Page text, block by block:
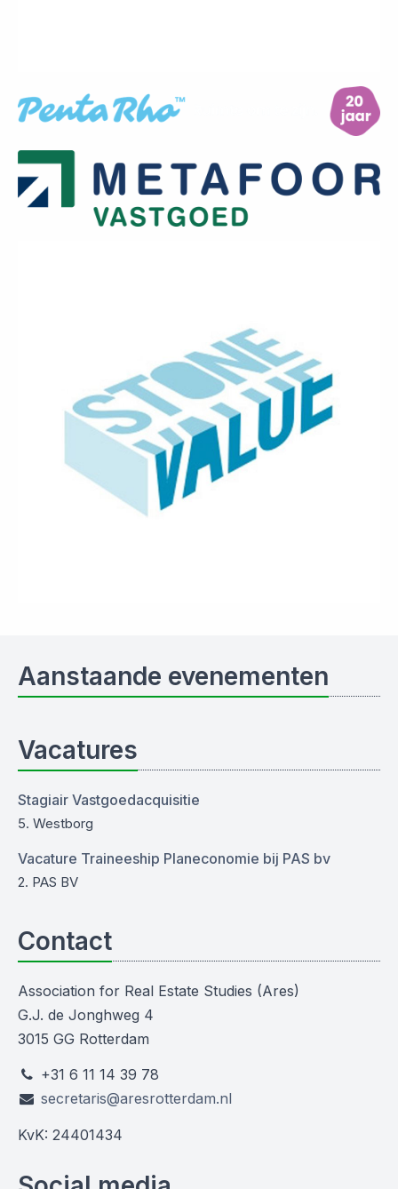
Aanstaande evenementen
Vacatures
Stagiair Vastgoedacquisitie
5. Westborg
Vacature Traineeship Planeconomie bij PAS bv
2. PAS BV
Contact
Association for Real Estate Studies (Ares)
G.J. de Jonghweg 4
3015 GG Rotterdam
+31 6 11 14 39 78
secretaris@aresrotterdam.nl
KvK: 24401434